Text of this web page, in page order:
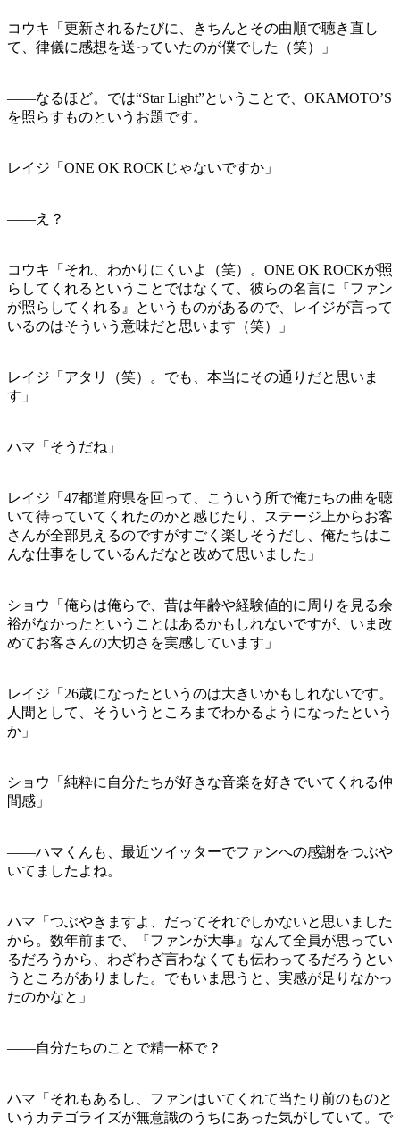
コウキ「更新されるたびに、きちんとその曲順で聴き直し
て、律儀に感想を送っていたのが僕でした（笑）」
——なるほど。では“Star Light”ということで、OKAMOTO’S
を照らすものというお題です。
レイジ「ONE OK ROCKじゃないですか」
——え？
コウキ「それ、わかりにくいよ（笑）。ONE OK ROCKが照
らしてくれるということではなくて、彼らの名言に『ファン
が照らしてくれる』というものがあるので、レイジが言って
いるのはそういう意味だと思います（笑）」
レイジ「アタリ（笑）。でも、本当にその通りだと思いま
す」
ハマ「そうだね」
レイジ「47都道府県を回って、こういう所で俺たちの曲を聴
いて待っていてくれたのかと感じたり、ステージ上からお客
さんが全部見えるのですがすごく楽しそうだし、俺たちはこ
んな仕事をしているんだなと改めて思いました」
ショウ「俺らは俺らで、昔は年齢や経験値的に周りを見る余
裕がなかったということはあるかもしれないですが、いま改
めてお客さんの大切さを実感しています」
レイジ「26歳になったというのは大きいかもしれないです。
人間として、そういうところまでわかるようになったという
か」
ショウ「純粋に自分たちが好きな音楽を好きでいてくれる仲
間感」
——ハマくんも、最近ツイッターでファンへの感謝をつぶや
いてましたよね。
ハマ「つぶやきますよ、だってそれでしかないと思いました
から。数年前まで、『ファンが大事』なんて全員が思ってい
るだろうから、わざわざ言わなくても伝わってるだろうとい
うところがありました。でもいま思うと、実感が足りなかっ
たのかなと」
——自分たちのことで精一杯で？
ハマ「それもあるし、ファンはいてくれて当たり前のものと
いうカテゴライズが無意識のうちにあった気がしていて。で